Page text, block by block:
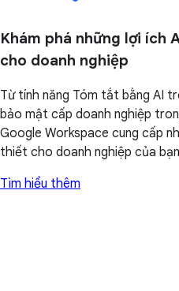
Khám phá những lợi ích
cho doanh nghiệp
Từ tính năng Tóm tắt bằng AI
bảo mật cấp doanh nghiệp
Google Workspace cung cấp
thiết cho doanh nghiệp của
Tìm hiểu thêm